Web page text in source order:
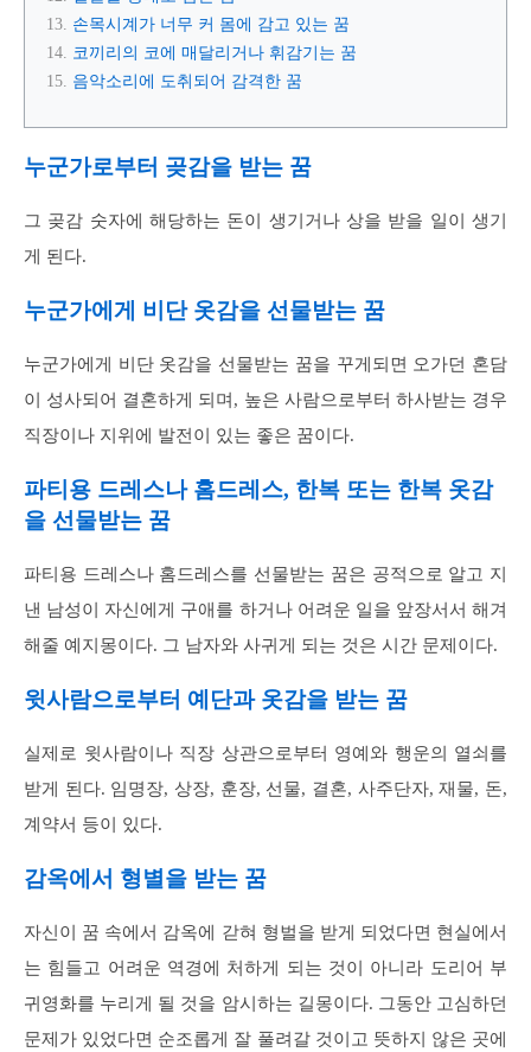
손목시계가 너무 커 몸에 감고 있는 꿈
코끼리의 코에 매달리거나 휘감기는 꿈
음악소리에 도취되어 감격한 꿈
누군가로부터 곶감을 받는 꿈
그 곶감 숫자에 해당하는 돈이 생기거나 상을 받을 일이 생기
게 된다.
누군가에게 비단 옷감을 선물받는 꿈
누군가에게 비단 옷감을 선물받는 꿈을 꾸게되면 오가던 혼담
이 성사되어 결혼하게 되며, 높은 사람으로부터 하사받는 경우
직장이나 지위에 발전이 있는 좋은 꿈이다.
파티용 드레스나 홈드레스, 한복 또는 한복 옷감
을 선물받는 꿈
파티용 드레스나 홈드레스를 선물받는 꿈은 공적으로 알고 지
낸 남성이 자신에게 구애를 하거나 어려운 일을 앞장서서 해겨
해줄 예지몽이다. 그 남자와 사귀게 되는 것은 시간 문제이다.
윗사람으로부터 예단과 옷감을 받는 꿈
실제로 윗사람이나 직장 상관으로부터 영예와 행운의 열쇠를
받게 된다. 임명장, 상장, 훈장, 선물, 결혼, 사주단자, 재물, 돈,
계약서 등이 있다.
감옥에서 형별을 받는 꿈
자신이 꿈 속에서 감옥에 갇혀 형벌을 받게 되었다면 현실에서
는 힘들고 어려운 역경에 처하게 되는 것이 아니라 도리어 부
귀영화를 누리게 될 것을 암시하는 길몽이다. 그동안 고심하던
문제가 있었다면 순조롭게 잘 풀려갈 것이고 뜻하지 않은 곳에